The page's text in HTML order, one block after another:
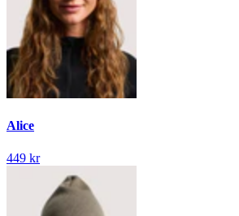
Alice
449 kr